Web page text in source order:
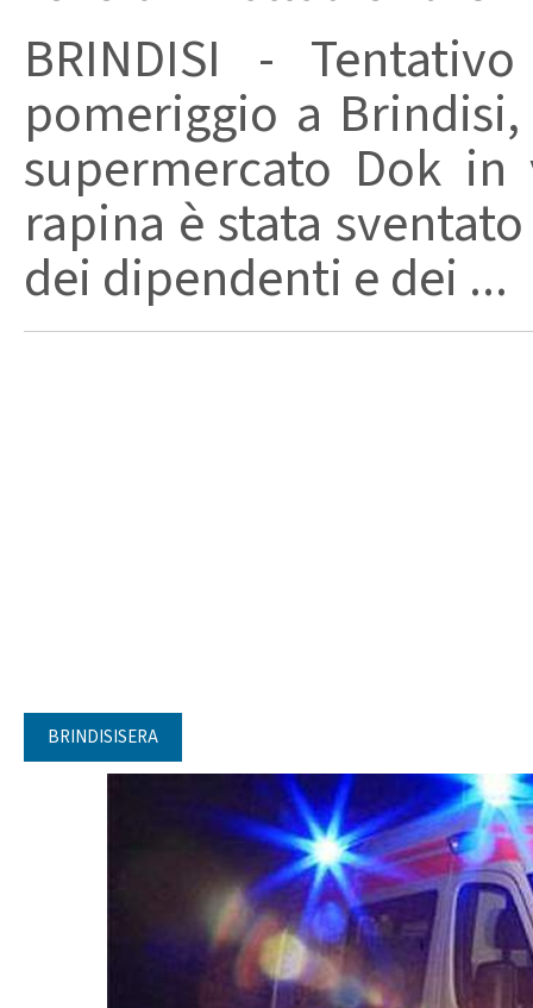
BRINDISI -
pomeriggio a
supermercato Dok in
rapina è stata
dei dipendenti e dei ...
BRINDISISERA